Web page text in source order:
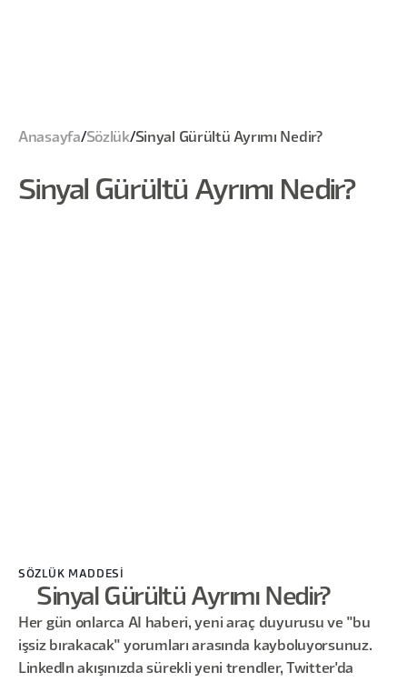
Anasayfa/Sözlük/Sinyal Gürültü Ayrımı Nedir?
Sinyal Gürültü Ayrımı Nedir?
SÖZLÜK MADDESİ
Sinyal Gürültü Ayrımı Nedir?
Her gün onlarca AI haberi, yeni araç duyurusu ve "bu
işsiz bırakacak" yorumları arasında kayboluyorsunuz.
LinkedIn akışınızda sürekli yeni trendler, Twitter'da